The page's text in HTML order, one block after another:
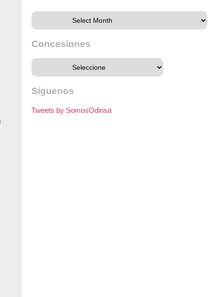
Concesiones
Síguenos
Tweets by SomosOdinsa